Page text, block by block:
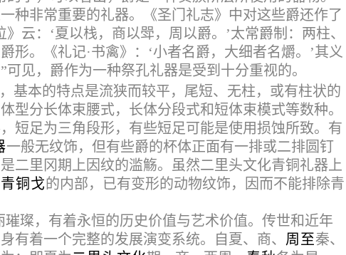
种非常重要的礼器。《圣门礼志》中对这些爵还作了
云：‘夏以栈，商以斝，周以爵。’太常爵制：两柱、
形。《礼记·书禽》：‘小者名爵，大细者名爝。’其义
见，爵作为一种祭孔礼器是受到十分重视的。
基本的特点是流狭而较平，尾短、无柱，或有柱状的
型分长体束腰式，长体分段式和短体束模式等数种。
短足为三角段形，有些短足可能是使用损蚀所致。有
一般无纹饰，但有些爵的杯体正面有一排或二排圆钉
二里冈期上因纹的滥觞。虽然二里头文化青铜礼器上
青铜戈的内部，已有变形的动物纹饰，因而不能排除青
璀璨，有着永恒的历史价值与艺术价值。传世和近年
有着一个完整的发展演变系统。自夏、商、 周至秦、